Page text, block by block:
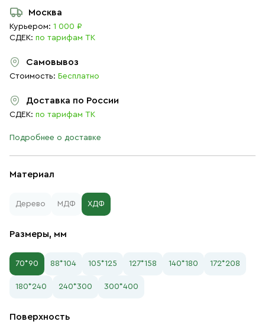
Материал
Дерево МДФ ХДФ
Размеры, мм
70*90 88*104 105*125 127*158 140*180 172*208
180*240 240*300 300*400
Поверхность
Москва
Курьером: 1 000 ₽
СДЕК: по тарифам ТК
Самовывоз
Стоимость: Бесплатно
Доставка по России
СДЕК: по тарифам ТК
Подробнее о доставке